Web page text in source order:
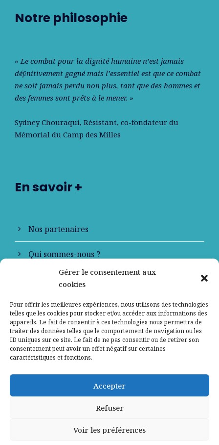
Gérer le consentement aux
cookies
Pour offrir les meilleures expériences, nous utilisons des technologies
telles que les cookies pour stocker et/ou accéder aux informations des
appareils. Le fait de consentir à ces technologies nous permettra de
traiter des données telles que le comportement de navigation ou les
ID uniques sur ce site. Le fait de ne pas consentir ou de retirer son
consentement peut avoir un effet négatif sur certaines
caractéristiques et fonctions.
Accepter
Refuser
Voir les préférences
Notre philosophie
« Le combat pour la dignité humaine n’est jamais
déﬁnitivement gagné mais l’essentiel est que ce combat
ne soit jamais perdu non plus, tant que des hommes et
des femmes sont prêts à le mener. »
Sydney Chouraqui, Résistant, co-fondateur du
Mémorial du Camp des Milles
En savoir +
Nos partenaires
Qui sommes-nous ?
Contactez-nous
Mentions légales
Politique de confidentialité